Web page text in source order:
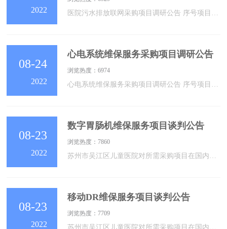
2022
08-24
2022
浏览热度：6974
心电系统维保服务采购项目调研公告
08-23
2022
浏览热度：7860
数字胃肠机维保服务项目谈判公告
08-23
2022
浏览热度：7709
移动DR维保服务项目谈判公告